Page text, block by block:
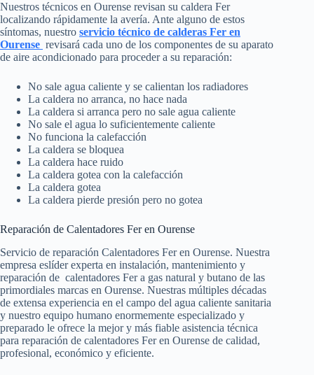
Nuestros técnicos en Ourense revisan su caldera Fer
localizando rápidamente la avería. Ante alguno de estos
síntomas, nuestro servicio técnico de calderas Fer en
Ourense revisará cada uno de los componentes de su aparato
de aire acondicionado para proceder a su reparación:
No sale agua caliente y se calientan los radiadores
La caldera no arranca, no hace nada
La caldera si arranca pero no sale agua caliente
No sale el agua lo suficientemente caliente
No funciona la calefacción
La caldera se bloquea
La caldera hace ruido
La caldera gotea con la calefacción
La caldera gotea
La caldera pierde presión pero no gotea
Reparación de Calentadores Fer en Ourense
Servicio de reparación Calentadores Fer en Ourense. Nuestra
empresa eslíder experta en instalación, mantenimiento y
reparación de calentadores Fer a gas natural y butano de las
primordiales marcas en Ourense. Nuestras múltiples décadas
de extensa experiencia en el campo del agua caliente sanitaria
y nuestro equipo humano enormemente especializado y
preparado le ofrece la mejor y más fiable asistencia técnica
para reparación de calentadores Fer en Ourense de calidad,
profesional, económico y eficiente.